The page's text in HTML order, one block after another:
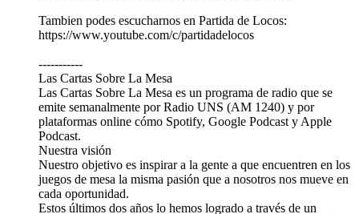
Tambien podes escucharnos en Partida de Locos:⁠⁠⁠
⁠⁠⁠https://www.youtube.com/c/partidadelocos⁠⁠⁠⁠⁠⁠
-----------
Las Cartas Sobre La Mesa
Las Cartas Sobre La Mesa es un programa de radio que se
emite semanalmente por Radio UNS (AM 1240) y por
plataformas online cómo Spotify, Google Podcast y Apple
Podcast.
Nuestra visión
Nuestro objetivo es inspirar a la gente a que encuentren en los
juegos de mesa la misma pasión que a nosotros nos mueve en
cada oportunidad.
Estos últimos dos años lo hemos logrado a través de un